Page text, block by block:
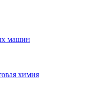
машин
химия